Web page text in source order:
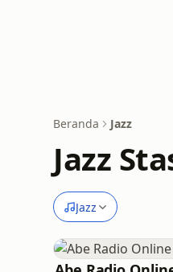
Beranda Jazz
Jazz
Jazz